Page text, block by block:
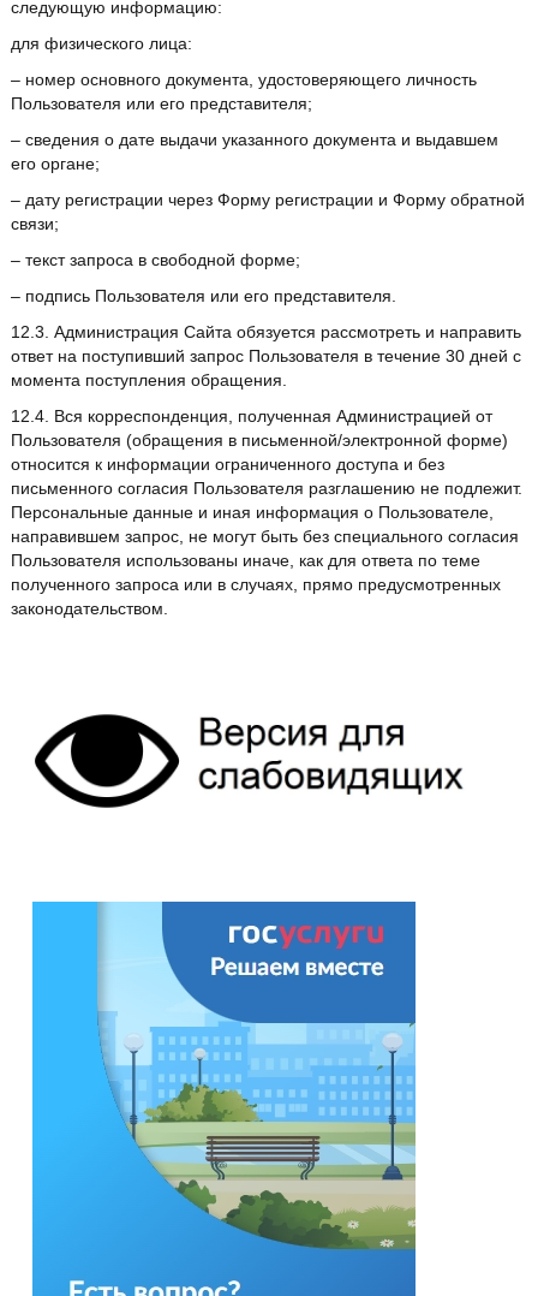
следующую информацию:
для физического лица:
– номер основного документа, удостоверяющего личность
Пользователя или его представителя;
– сведения о дате выдачи указанного документа и выдавшем
его органе;
– дату регистрации через Форму регистрации и Форму обратной
связи;
– текст запроса в свободной форме;
– подпись Пользователя или его представителя.
12.3. Администрация Сайта обязуется рассмотреть и направить
ответ на поступивший запрос Пользователя в течение 30 дней с
момента поступления обращения.
12.4. Вся корреспонденция, полученная Администрацией от
Пользователя (обращения в письменной/электронной форме)
относится к информации ограниченного доступа и без
письменного согласия Пользователя разглашению не подлежит.
Персональные данные и иная информация о Пользователе,
направившем запрос, не могут быть без специального согласия
Пользователя использованы иначе, как для ответа по теме
полученного запроса или в случаях, прямо предусмотренных
законодательством.